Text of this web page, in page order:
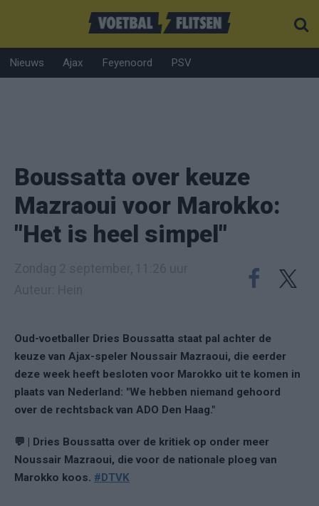
Nieuws Ajax Feyenoord PSV
Boussatta over keuze
Mazraoui voor Marokko:
"Het is heel simpel"
Oud-voetballer Dries Boussatta staat pal achter de
keuze van Ajax-speler Noussair Mazraoui, die eerder
deze week heeft besloten voor Marokko uit te komen in
plaats van Nederland: "We hebben niemand gehoord
over de rechtsback van ADO Den Haag."
💬 | Dries Boussatta over de kritiek op onder meer
Noussair Mazraoui, die voor de nationale ploeg van
Marokko koos. #DTVK